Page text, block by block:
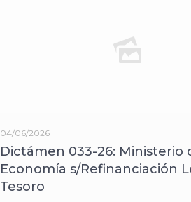
04/06/2026
Dictámen 033-26: Ministerio
Economía s/Refinanciación
Tesoro